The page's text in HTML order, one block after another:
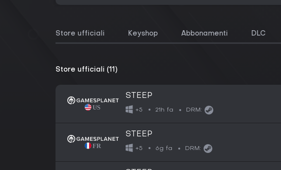
Store ufficiali Keyshop Abbonamenti DLC
Store ufficiali (11)
STEEP
+5 21h fa DRM:
STEEP
+5 6g fa DRM: